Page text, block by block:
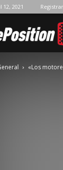
12, 2021
«Los